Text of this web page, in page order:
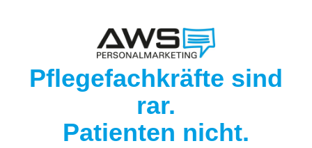
Pflegefachkräfte sind
rar.
Patienten nicht.